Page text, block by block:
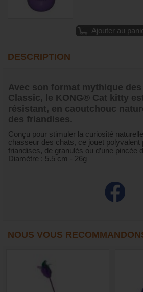
Ajouter au
DESCRIPTION
Avec son format mythique
Classic, le KONG® Cat kitty
résistant, en caoutchouc
des friandises.
Conçu pour stimuler la curiosité
chasseur des chats, ce jouet polyvalent
friandises, de granulés ou d’une pincée
Diamètre : 5.5 cm - 26g
NOUS VOUS